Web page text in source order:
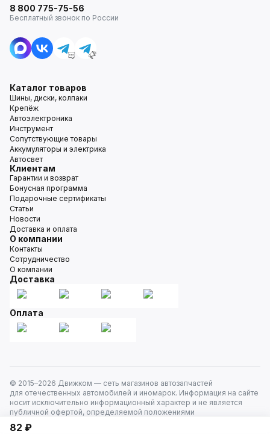
82 ₽
8 800 775-75-56
Бесплатный звонок по России
Каталог товаров
Шины, диски, колпаки
Крепёж
Автоэлектроника
Инструмент
Сопутствующие товары
Аккумуляторы и электрика
Автосвет
Клиентам
Гарантии и возврат
Бонусная программа
Подарочные сертификаты
Статьи
Новости
Доставка и оплата
О компании
Контакты
Сотрудничество
О компании
Доставка
Оплата
© 2015–2026 Движком — сеть магазинов автозапчастей
для отечественных автомобилей и иномарок. Информация на сайте
носит исключительно информационный характер и не является
публичной офертой, определяемой положениями